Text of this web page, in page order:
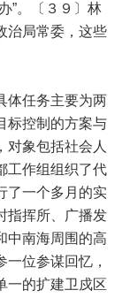
”。〔３９〕林
治局常委，这些
任务主要为两
标控制的方案与
对象包括社会人
工作组组织了代
了一个多月的实
指挥所、广播发
中南海周围的高
位参谋回忆，
一的扩建卫戍区